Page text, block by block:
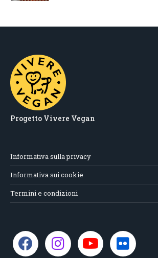
Progetto Vivere Vegan
Informativa sulla privacy
Informativa sui cookie
Termini e condizioni